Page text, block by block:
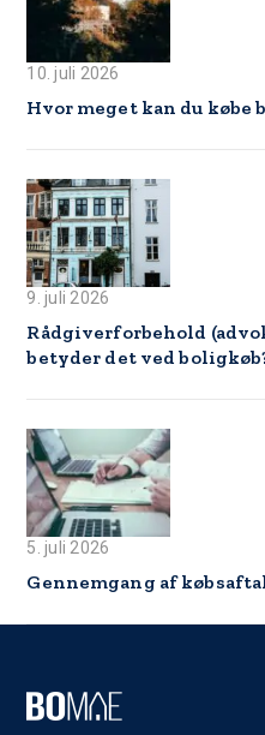
10. juli 2026
Hvor meget kan du købe
9. juli 2026
Rådgiverforbehold
betyder det ved
5. juli 2026
Gennemgang af